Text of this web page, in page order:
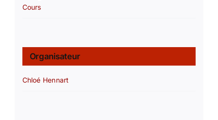
Cours
Organisateur
Chloé Hennart